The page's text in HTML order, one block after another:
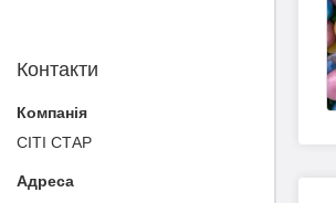
Контакти
СІТІ СТАР